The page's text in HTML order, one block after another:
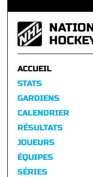
ACCUEIL
STATS
GARDIENS
CALENDRIER
RÉSULTATS
JOUEURS
ÉQUIPES
SÉRIES